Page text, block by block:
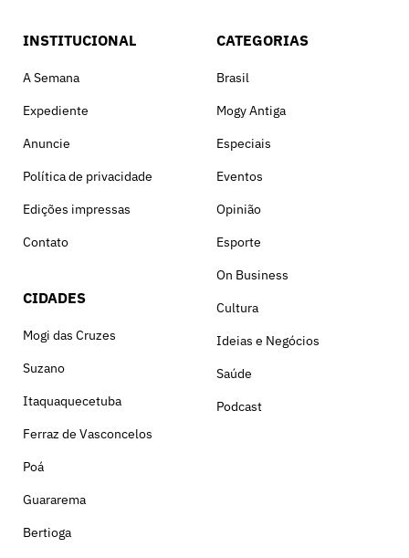
INSTITUCIONAL
A Semana
Expediente
Anuncie
Política de privacidade
Edições impressas
Contato
CIDADES
Mogi das Cruzes
Suzano
Itaquaquecetuba
Ferraz de Vasconcelos
Poá
Guararema
Bertioga
CATEGORIAS
Brasil
Mogy Antiga
Especiais
Eventos
Opinião
Esporte
On Business
Cultura
Ideias e Negócios
Saúde
Podcast